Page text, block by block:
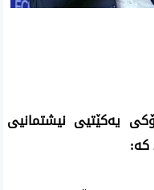
یه‌كێتیی نیشتمانیی
كه‌: